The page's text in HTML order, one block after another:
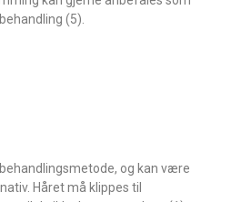
(5).
og kan være
Håret må klippes til